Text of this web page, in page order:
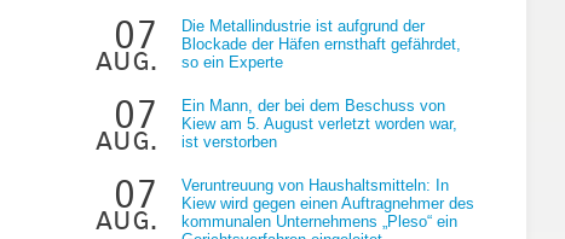
07
aug.
Die Metallindustrie ist aufgrund der
Blockade der Häfen ernsthaft gefährdet,
so ein Experte
07
aug.
Ein Mann, der bei dem Beschuss von
Kiew am 5. August verletzt worden war,
ist verstorben
07
aug.
Veruntreuung von Haushaltsmitteln: In
Kiew wird gegen einen Auftragnehmer des
kommunalen Unternehmens „Pleso“ ein